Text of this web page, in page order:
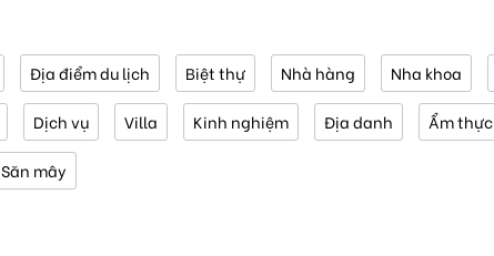
Địa điểm du lịch Biệt thự Nhà hàng Nha khoa
Dịch vụ Villa Kinh nghiệm Địa danh Ẩm thực
Săn mây